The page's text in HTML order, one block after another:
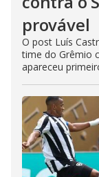
provável
O post Luís
time do Grêmio
apareceu